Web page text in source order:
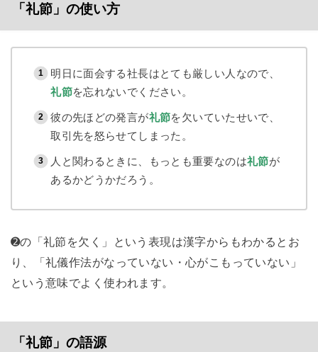
「礼節」の使い方
明日に面会する社長はとても厳しい人なので、
礼節を忘れないでください。
彼の先ほどの発言が礼節を欠いていたせいで、
取引先を怒らせてしまった。
人と関わるときに、もっとも重要なのは礼節が
あるかどうかだろう。
➋の「礼節を欠く」という表現は漢字からもわかるとお
り、「礼儀作法がなっていない・心がこもっていない」
という意味でよく使われます。
「礼節」の語源